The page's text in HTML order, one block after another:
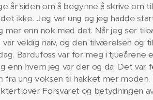
år siden om å begynne å skrive om
ikke. Jeg var ung og jeg hadde
enn nok med det. Når jeg ser
veldig naiv, og den tilværelsen og
Bardufoss var for meg i tjueårene
enn hvem jeg var der og da. Det
fra ung voksen til hakket mer
over Forsvaret og betydningen